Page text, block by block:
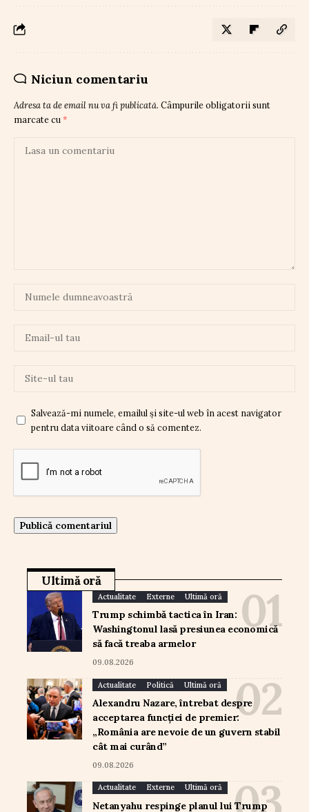
Niciun comentariu
Adresa ta de email nu va fi publicată. Câmpurile obligatorii sunt
marcate cu *
Salvează-mi numele, emailul și site-ul web în acest navigator
pentru data viitoare când o să comentez.
Ultimă oră
Actualitate Externe Ultimă oră
Trump schimbă tactica în Iran:
Washingtonul lasă presiunea economică
să facă treaba armelor
09.08.2026
Actualitate Politică Ultimă oră
Alexandru Nazare, întrebat despre
acceptarea funcției de premier:
„România are nevoie de un guvern stabil
cât mai curând”
09.08.2026
Actualitate Externe Ultimă oră
Netanyahu respinge planul lui Trump